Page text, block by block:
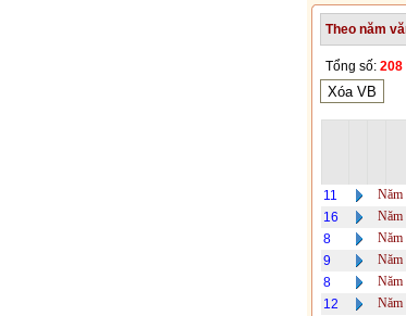
Theo năm
Tổng số: 208
11
Năm
16
Năm
8
Năm
9
Năm
8
Năm
12
Năm